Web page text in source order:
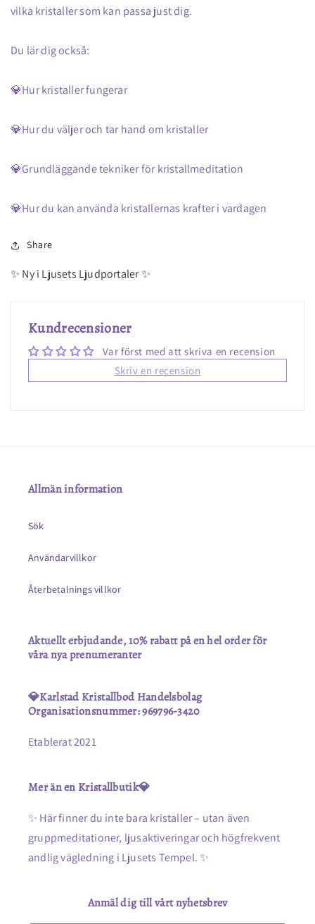
vilka kristaller som kan passa just dig.
Du lär dig också:
💎Hur kristaller fungerar
💎Hur du väljer och tar hand om kristaller
💎Grundläggande tekniker för kristallmeditation
💎Hur du kan använda kristallernas krafter i vardagen
Share
✨ Ny i Ljusets Ljudportaler ✨
Kundrecensioner
Var först med att skriva en recension
Skriv en recension
Allmän information
Sök
Användarvillkor
Återbetalnings villkor
Aktuellt erbjudande, 10% rabatt på en hel order för
våra nya prenumeranter
💎Karlstad Kristallbod Handelsbolag
Organisationsnummer: 969796-3420
Etablerat 2021
Mer än en Kristallbutik💎
✨ Här finner du inte bara kristaller – utan även
gruppmeditationer, ljusaktiveringar och högfrekvent
andlig vägledning i Ljusets Tempel. ✨
Anmäl dig till vårt nyhetsbrev